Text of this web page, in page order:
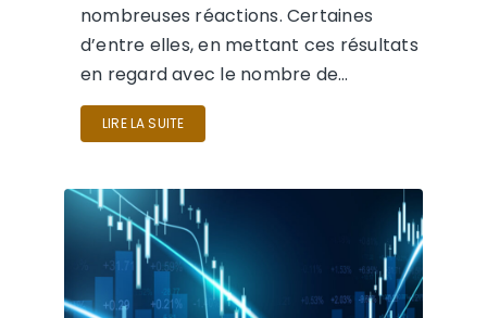
nombreuses réactions. Certaines
d’entre elles, en mettant ces résultats
en regard avec le nombre de…
LIRE LA SUITE